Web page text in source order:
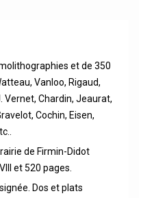
et de 350
Vanloo, Rigaud,
Vernet, Chardin, Jeaurat,
Cochin, Eisen,
de Firmin-Didot
et 520 pages.
Dos et plats